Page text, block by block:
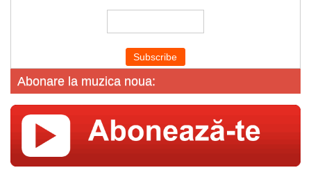
Abonare la muzica noua: